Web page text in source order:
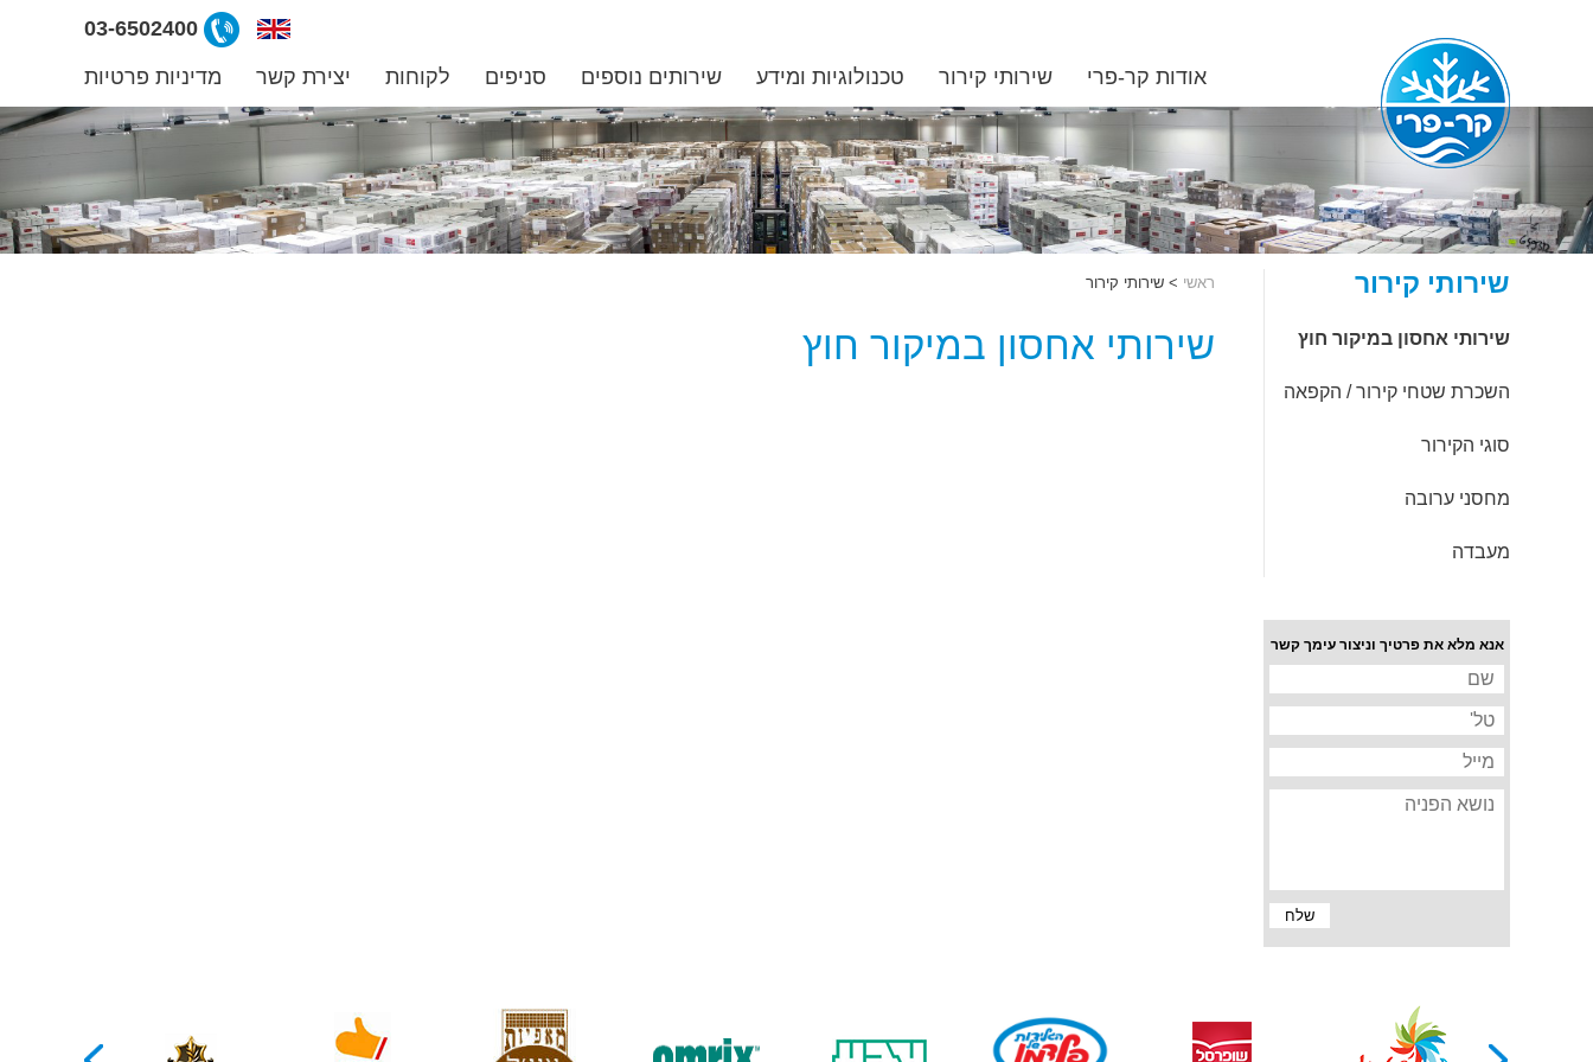
ליצירת
קרפרי
03-
6502400
03-6502400
אודות קר-פרי שירותי קירור טכנולוגיות ומידע שירותים נוספים סניפים לקוחות יצירת קשר מדיניות פרטיות
ראשי >שירותי קירור
שירותי אחסון במיקור חוץ
שירותי קירור
שירותי אחסון במיקור חוץ
השכרת שטחי קירור / הקפאה
סוגי הקירור
מחסני ערובה
מעבדה
אנא מלא את פרטיך וניצור עימך קשר
שליחת
שלח